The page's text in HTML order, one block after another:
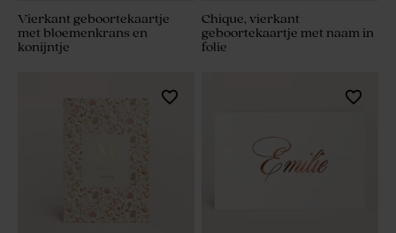
Vierkant geboortekaartje
met bloemenkrans en
konijntje
Chique, vierkant
geboortekaartje met naam in
folie